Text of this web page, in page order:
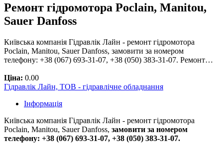
Ремонт гідромотора Poclain, Manitou,
Sauer Danfoss
Київська компанія Гідравлік Лайн - ремонт гідромотора
Poclain, Manitou, Sauer Danfoss, замовити за номером
телефону: +38 (067) 693-31-07, +38 (050) 383-31-07. Ремонт…
Ціна: 0.00
Гідравлік Лайн, ТОВ - гідравлічне обладнання
Інформація
Київська компанія Гідравлік Лайн - ремонт гідромотора
Poclain, Manitou, Sauer Danfoss, замовити за номером
телефону: +38 (067) 693-31-07, +38 (050) 383-31-07.